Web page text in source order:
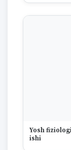
Yosh
ishi